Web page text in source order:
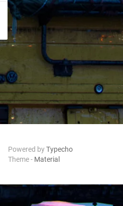
Powered byTypecho
Theme - Material